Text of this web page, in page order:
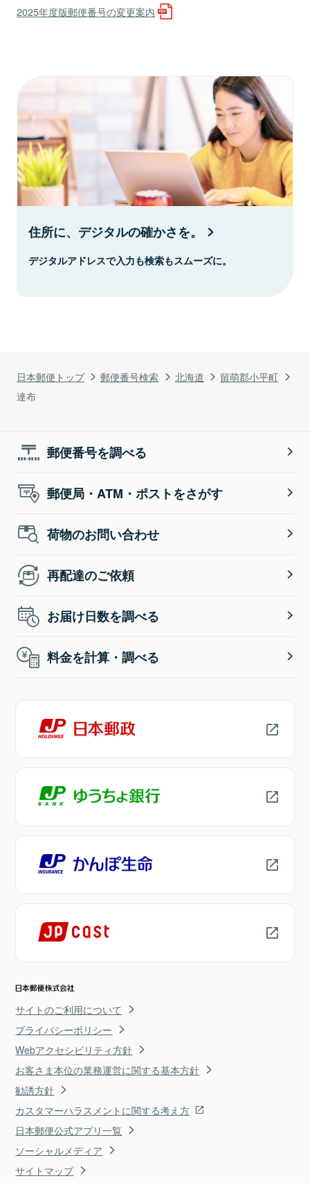
日本郵便トップ 郵便番号検索 北海道
留萌郡小平町
達布
2025年度版郵便番号の変更案内
住所に、デジタルの確かさを。
デジタルアドレスで入力も検索もスムーズに。
郵便番号を調べる
郵便局・ATM・ポストをさがす
荷物のお問い合わせ
再配達のご依頼
お届け日数を調べる
料金を計算・調べる
サイトのご利用について
プライバシーポリシー
Webアクセシビリティ方針
お客さま本位の業務運営に関する基本方針
勧誘方針
カスタマーハラスメントに関する考え方
日本郵便公式アプリ一覧
ソーシャルメディア
サイトマップ